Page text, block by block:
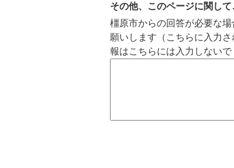
その他、このページに関し
橿原市からの回答が必要な
願いします（こちらに入力
報はこちらには入力しないで